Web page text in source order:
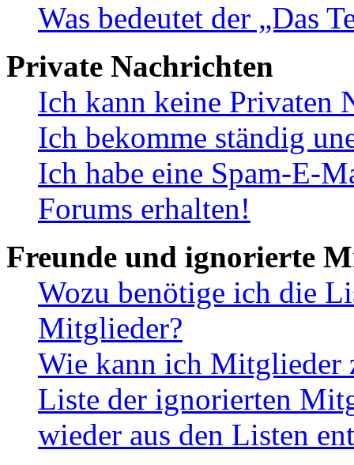
Was bedeutet der „Das
Private Nachrichten
Ich kann keine Privaten
Ich bekomme ständig
Ich habe eine Spam-E-
Forums erhalten!
Freunde und ignorierte
Wozu benötige ich die
Mitglieder?
Wie kann ich Mitglieder
Liste der ignorierten
wieder aus den Listen